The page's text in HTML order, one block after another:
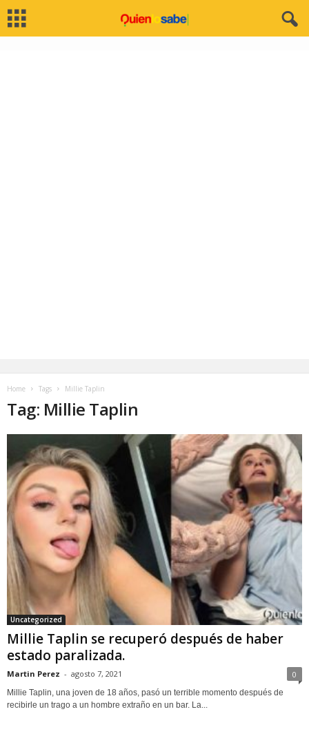
Home Tags Millie Taplin
Tag: Millie Taplin
Uncategorized
Millie Taplin se recuperó después de haber
estado paralizada.
Martin Perez - agosto 7, 2021 0
Millie Taplin, una joven de 18 años, pasó un terrible momento después de
recibirle un trago a un hombre extraño en un bar. La...